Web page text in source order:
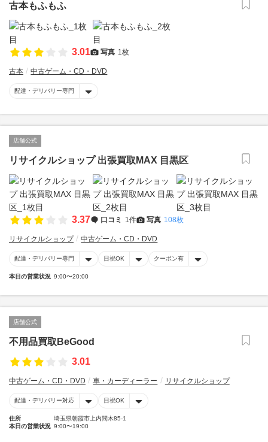
古本もふもふ
3.01 写真 1枚
古本 中古ゲーム・CD・DVD
配達・デリバリー専門
店舗公式
リサイクルショップ 出張買取MAX 目黒区
3.37 口コミ 1件 写真 108枚
リサイクルショップ 中古ゲーム・CD・DVD
配達・デリバリー専門 日祝OK クーポン有
本日の営業状況 9:00〜20:00
店舗公式
不用品買取BeGood
3.01
中古ゲーム・CD・DVD 車・カーディーラー リサイクルショップ
配達・デリバリー対応 日祝OK
住所
埼玉県朝霞市上内間木85-1
本日の営業状況 9:00〜19:00